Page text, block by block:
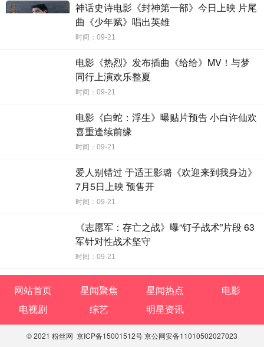
神话史诗电影《封神第一部》今日上映 片尾
曲《少年赋》唱出英雄
时间：09-21
电影《热烈》发布插曲《给给》MV！与梦
同行上演欢乐整夏
时间：09-21
电影《白蛇：浮生》曝贴片预告 小白许仙欢
喜重逢续前缘
时间：09-21
爱人别错过 于适王影璐《欢迎来到我身边》
7月5日上映 预售开
时间：09-21
《志愿军：存亡之战》曝“钉子战术”片段 63
军针对性战术坚守
时间：09-21
网站首页 星闻聚焦 星闻热点
电影
电视剧
综艺 明星资讯
© 2021 粉丝网 京ICP备15001512号 京公网安备11010502027023